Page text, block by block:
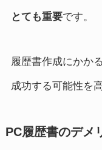
とても重要です。
履歴書作成にかか
成功する可能性を
PC履歴書のデメ